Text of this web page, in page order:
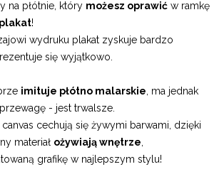
na płótnie, który możesz oprawić w ramkę
!
wydruku plakat zyskuje bardzo
się wyjątkowo.
imituje płótno malarskie , ma jednak
- jest trwalsze.
cechują się żywymi barwami, dzięki
materiał ożywiają wnętrze
grafikę w najlepszym stylu!